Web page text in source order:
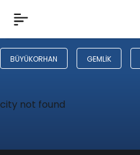
BÜYÜKORHAN GEMLIK
city not found